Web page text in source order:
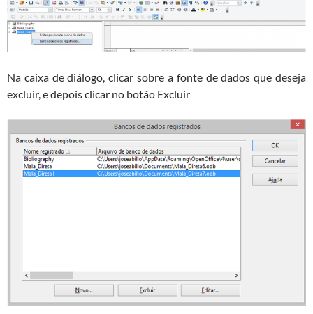
Na caixa de diálogo, clicar sobre a fonte de dados que deseja
excluir, e depois clicar no botão Excluir